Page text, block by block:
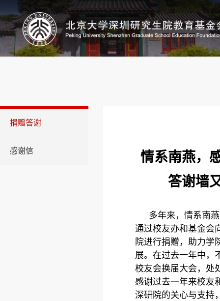
捐赠答谢
感谢信
情系南燕，
答谢墙
多年来，情系南
通过校友办和基金会
院进行捐赠，助力学
展。在过去一年中，
校友会换届大会，处
感谢过去一年来校友
深研院的关心与支持